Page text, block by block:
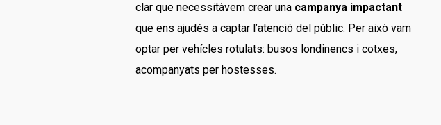
clar que necessitàvem crear una campanya impactant
que ens ajudés a captar l’atenció del públic. Per això vam
optar per vehícles rotulats: busos londinencs i cotxes,
acompanyats per hostesses.